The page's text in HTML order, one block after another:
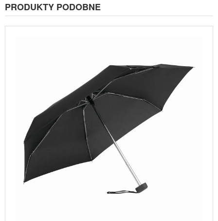
PRODUKTY PODOBNE